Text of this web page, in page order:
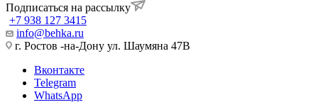
Подписаться на рассылку
+7 938 127 3415
info@behka.ru
г. Ростов -на-Дону ул. Шаумяна 47В
Вконтакте
Telegram
WhatsApp